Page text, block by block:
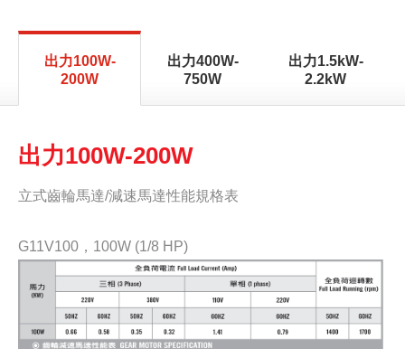
出力100W-
200W
出力400W-
750W
出力1.5kW-
2.2kW
出力100W-200W
立式齒輪馬達/減速馬達性能規格表
G11V100，100W (1/8 HP)